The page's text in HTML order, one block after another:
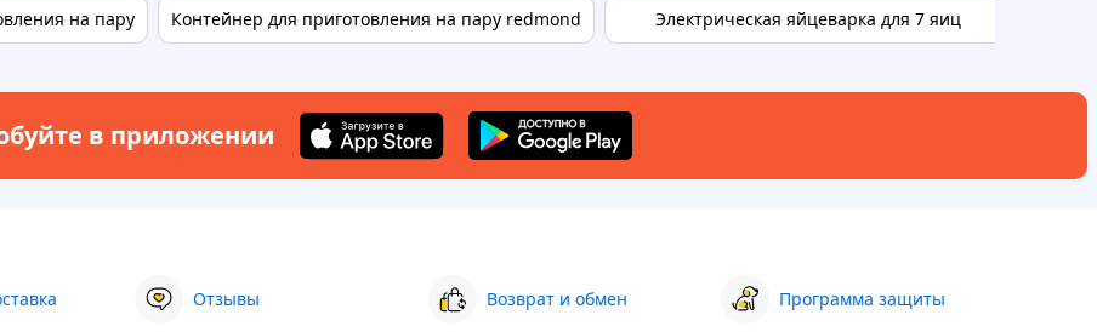
на пару Контейнер для приготовления на пару redmond Электрическая яйцеварка для 7 яиц
в приложении
Отзывы Возврат и обмен Программа защиты